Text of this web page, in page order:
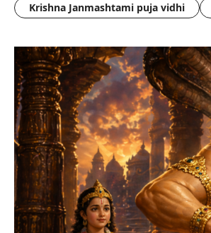
Krishna Janmashtami puja vidhi